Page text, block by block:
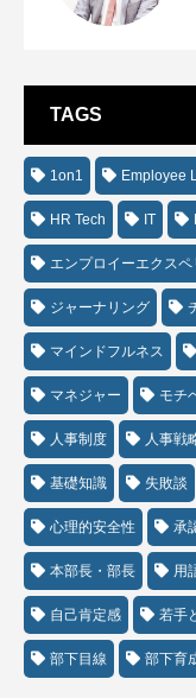
TAGS
1on1 Employee
HR Tech IT
エンプロイーエクスペ
ジャーナリング
マインドフルネス
マネジャー モチ
人事制度 人事戦
基礎知識 失敗談
心理的安全性 承
本部長・部長 用
自己肯定感 若手
部下目線 部下育